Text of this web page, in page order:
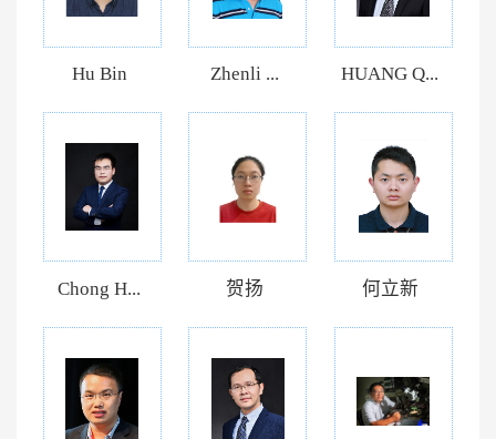
Hu Bin Zhenli ... HUANG Q...
Chong H... 贺扬 何立新